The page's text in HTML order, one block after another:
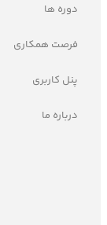
دوره ها
فرصت همکاری
پنل کاربری
درباره ما